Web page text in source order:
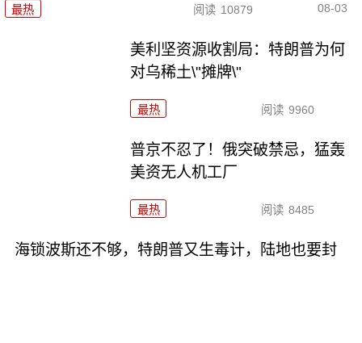
最热 阅读 10879 08-03
美利坚资源收割局：特朗普为何
对乌稀土\"摊牌\"
最热 阅读 9960
普京不忍了！俄突破禁忌，猛轰
美资无人机工厂
最热 阅读 8485
海锁波斯还不够，特朗普又生毒计，陆地也要封